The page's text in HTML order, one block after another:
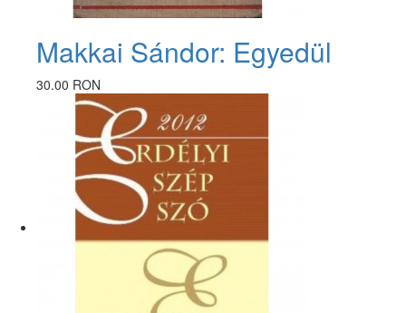
Makkai Sándor: Egyedül
30.00 RON